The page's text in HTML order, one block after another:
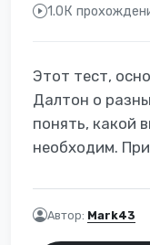
1.0К
Этот тест,
Далтон о
понять, какой
необходим.
Автор: Mark43